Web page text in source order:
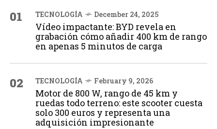
01 TECNOLOGÍA December 24, 2025
Vídeo impactante: BYD revela en
grabación cómo añadir 400 km de rango
en apenas 5 minutos de carga
02 TECNOLOGÍA February 9, 2026
Motor de 800 W, rango de 45 km y
ruedas todo terreno: este scooter cuesta
solo 300 euros y representa una
adquisición impresionante